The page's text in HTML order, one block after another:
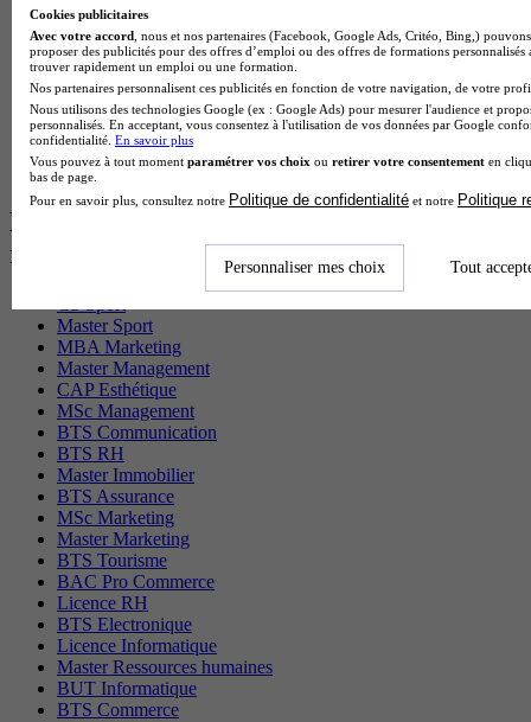
Cap Electricien en alternance
BTS Gpn en alternance
BTS Domotique en alternance
BAC Pro Agora en alternance
BTS Sta en alternance
BTS Iris en alternance
BTS Tpl en alternance
BTS Ati en alternance
Les diplômes par filière les plus
recherchés
Master Sport
MBA Marketing
Master Management
CAP Esthétique
MSc Management
BTS Communication
BTS RH
Master Immobilier
BTS Assurance
MSc Marketing
Master Marketing
BTS Tourisme
BAC Pro Commerce
Licence RH
BTS Electronique
Licence Informatique
Master Ressources humaines
BUT Informatique
BTS Commerce
Cookies publicitaires
Avec votre accord , nous et nos partenaires (Facebook, Google Ads, Critéo, Bing,)
proposer des publicités pour des offres d’emploi ou des offres de formations
trouver rapidement un emploi ou une formation.
Nos partenaires personnalisent ces publicités en fonction de votre navigation, de votre
Nous utilisons des technologies Google (ex : Google Ads) pour mesurer l'audience et
personnalisés. En acceptant, vous consentez à l'utilisation de vos données par Google
confidentialité. En savoir plus
Vous pouvez à tout moment paramétrer vos choix ou retirer votre consentement en
bas de page.
Pour en savoir plus, consultez notre Politique de confidentialité et notre Politique
Personnaliser mes choix Tout